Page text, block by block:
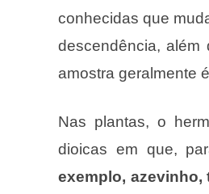
conhecidas que
descendência, além
amostra geralmente
Nas plantas, o
dioicas em que,
exemplo,